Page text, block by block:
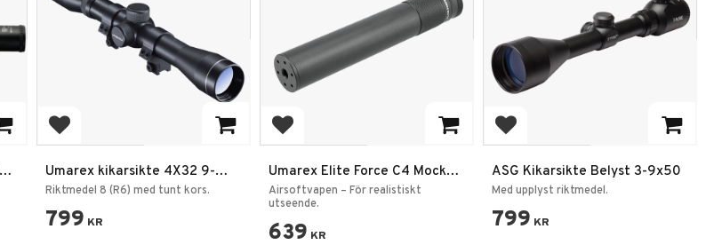
Add to favorites
Umarex kikarsikte 4X32 9-
11mm
Riktmedel 8 (R6) med tunt kors.
799 KR
Add to favorites
Umarex Elite Force C4 Mock
Suppressor
Airsoftvapen – För realistiskt
utseende.
639 KR
Add to favorites
ASG Kikarsikte Belyst 3-9x50
Med upplyst riktmedel.
799 KR